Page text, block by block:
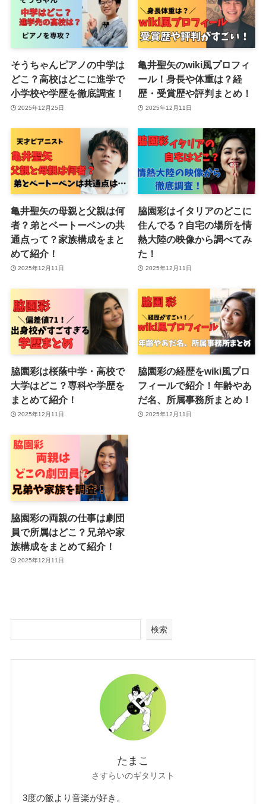
そうちゃんピアノの中学は
どこ？高校はどこに進学で
小学校や学歴を徹底調査！
2025年12月25日
亀井聖矢のwiki風プロフィ
ール！身長や体重は？経
歴・受賞歴や評判まとめ！
2025年12月11日
亀井聖矢の母親と父親は何
者？弟とベートーベンの共
通点って？家族構成をまと
めて紹介！
2025年12月11日
脇園彩はイタリアのどこに
住んでる？自宅の場所を情
熱大陸の映像から調べてみ
た！
2025年12月11日
脇園彩は桜蔭中学・高校で
大学はどこ？専科や学歴を
まとめて紹介！
2025年12月11日
脇園彩の経歴をwiki風プロ
フィールで紹介！年齢やあ
だ名、所属事務所まとめ！
2025年12月11日
脇園彩の両親の仕事は劇団
員で所属はどこ？兄弟や家
族構成をまとめて紹介！
2025年12月11日
検索
たまこ
さすらいのギタリスト
3度の飯より音楽が好き。